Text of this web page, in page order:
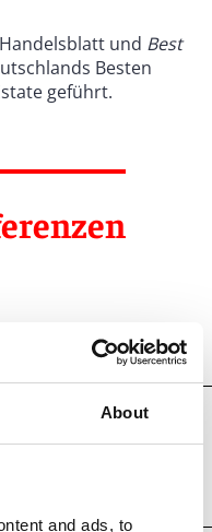
About
and ads, to
und Best
Besten
geführt.